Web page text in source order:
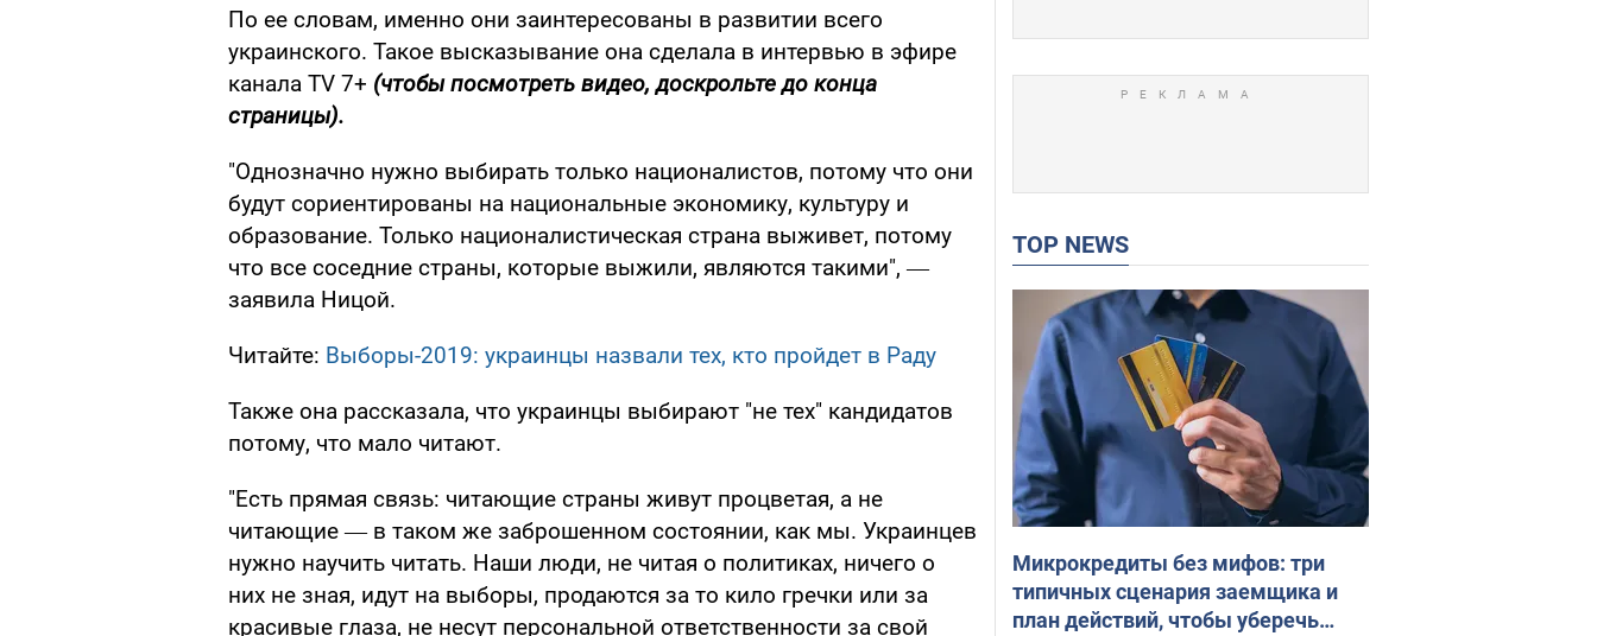
По ее словам, именно они заинтересованы в развитии всего
украинского. Такое высказывание она сделала в интервью в эфире
канала TV 7+ (чтобы посмотреть видео, доскрольте до конца
страницы).
"Однозначно нужно выбирать только националистов, потому что они
будут сориентированы на национальные экономику, культуру и
образование. Только националистическая страна выживет, потому
что все соседние страны, которые выжили, являются такими", ―
заявила Ницой.
Читайте: Выборы-2019: украинцы назвали тех, кто пройдет в Раду
Также она рассказала, что украинцы выбирают "не тех" кандидатов
потому, что мало читают.
"Есть прямая связь: читающие страны живут процветая, а не
читающие ― в таком же заброшенном состоянии, как мы. Украинцев
нужно научить читать. Наши люди, не читая о политиках, ничего о
них не зная, идут на выборы, продаются за то кило гречки или за
красивые глаза, не несут персональной ответственности за свой
TOP NEWS
Микрокредиты без мифов: три
типичных сценария заемщика и
план действий, чтобы уберечь